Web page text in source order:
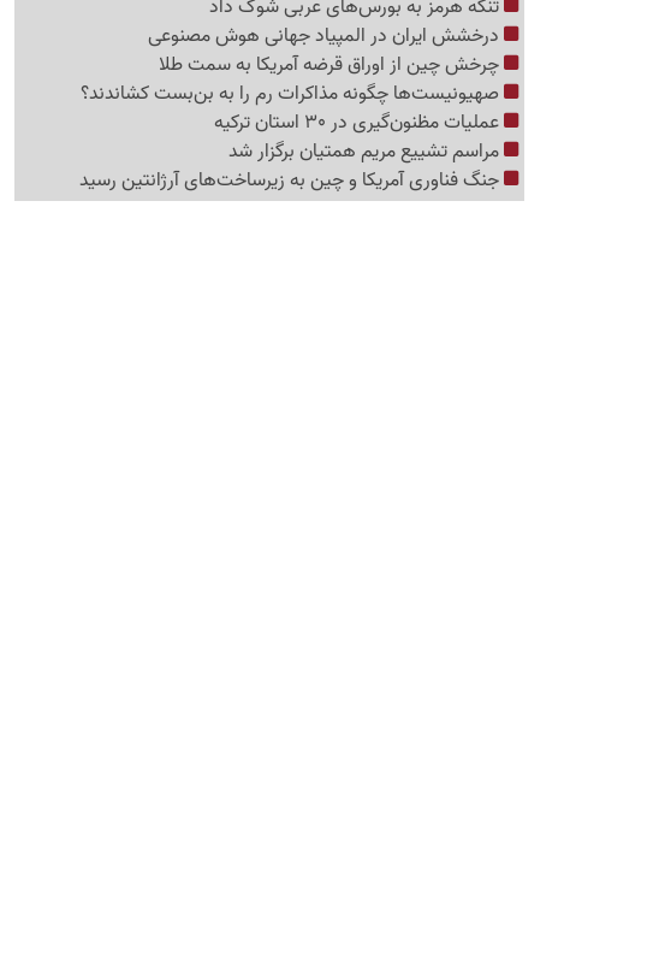
تنگه هرمز به بورس‌های عربی شوک داد
درخشش ایران در المپیاد جهانی هوش مصنوعی
چرخش چین از اوراق قرضه آمریکا به سمت طلا
صهیونیست‌ها چگونه مذاکرات رم را به بن‌بست کشاندند؟
عملیات مظنون‌گیری در 30 استان ترکیه
مراسم تشییع مریم همتیان برگزار شد
جنگ فناوری آمریکا و چین به زیرساخت‌های آرژانتین رسید